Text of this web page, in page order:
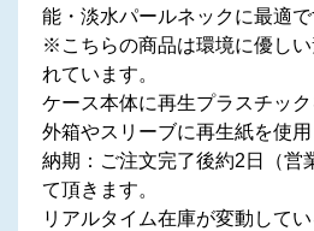
能・淡水パールネックに最適で
※こちらの商品は環境に優し
れています。
ケース本体に再生プラスチック
外箱やスリーブに再生紙を使用
納期：ご注文完了後約2日（営
て頂きます。
リアルタイム在庫が変動して